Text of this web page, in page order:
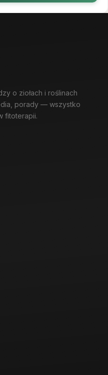
o ziołach i roślinach
porady — wszystko
fitoterapii.